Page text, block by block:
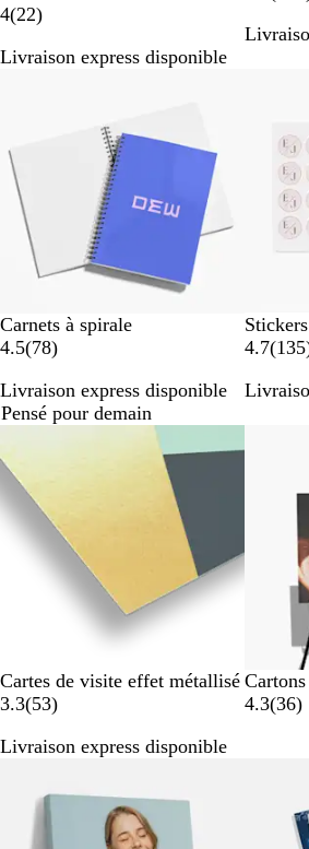
4(22a
i
)
Livraison express disponible
n
i
Carnets à spirale
4.5(78a
i
s
)
Livraison express disponible
Pensé pour demain
4.7(135
i
Cartes de visite effet métallisé
3.3(53a
i
)
Livraison express disponible
4.3(36a
)